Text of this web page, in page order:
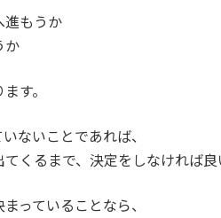
進もうか
か
す。
ないことであれば、
くるまで、決定をしなければ良
っていることなら、